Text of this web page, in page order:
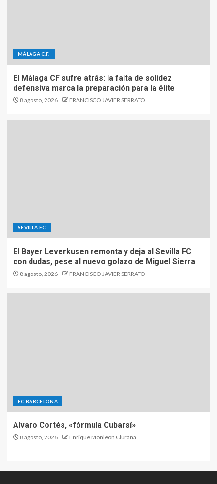
MÁLAGA C.F.
El Málaga CF sufre atrás: la falta de solidez
defensiva marca la preparación para la élite
8 agosto, 2026 FRANCISCO JAVIER SERRATO
SEVILLA FC
El Bayer Leverkusen remonta y deja al Sevilla FC
con dudas, pese al nuevo golazo de Miguel Sierra
8 agosto, 2026 FRANCISCO JAVIER SERRATO
FC BARCELONA
Alvaro Cortés, «fórmula Cubarsí»
8 agosto, 2026 Enrique Monleon Ciurana